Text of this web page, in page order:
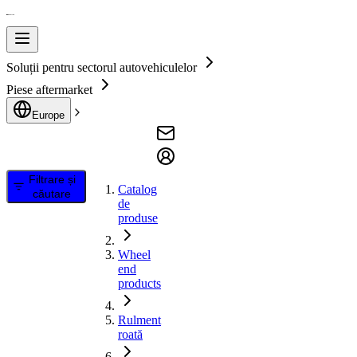
Soluții pentru sectorul autovehiculelor
Piese aftermarket
Europe
Filtrare și
căutare
Catalog
de
produse
Wheel
end
products
Rulment
roată